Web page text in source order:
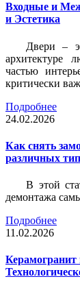
Входные и
и Эстетика
Двери –
архитектуре
частью
критически
Подробнее
24.02.2026
Как снять
различных
В этой
демонтажа
Подробнее
11.02.2026